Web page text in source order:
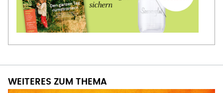
WEITERES ZUM THEMA